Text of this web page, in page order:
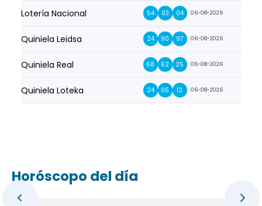
Lotería Nacional 54 03 04 06-08-2026
Quiniela Leidsa 24 90 97 06-08-2026
Quiniela Real 68 62 25 06-08-2026
Quiniela Loteka 24 05 12 06-08-2026
Horóscopo del día